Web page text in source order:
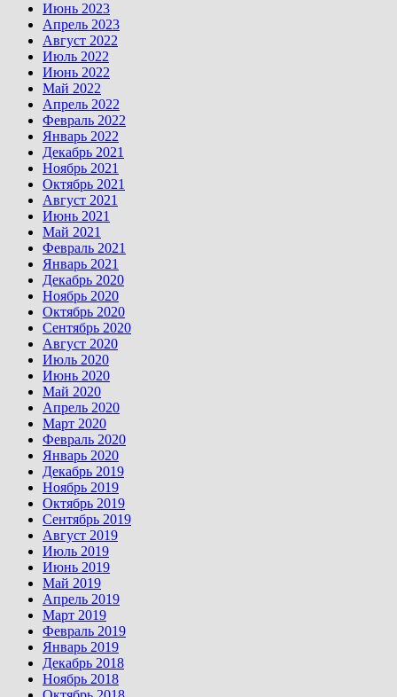
Июнь 2023
Апрель 2023
Август 2022
Июль 2022
Июнь 2022
Май 2022
Апрель 2022
Февраль 2022
Январь 2022
Декабрь 2021
Ноябрь 2021
Октябрь 2021
Август 2021
Июнь 2021
Май 2021
Февраль 2021
Январь 2021
Декабрь 2020
Ноябрь 2020
Октябрь 2020
Сентябрь 2020
Август 2020
Июль 2020
Июнь 2020
Май 2020
Апрель 2020
Март 2020
Февраль 2020
Январь 2020
Декабрь 2019
Ноябрь 2019
Октябрь 2019
Сентябрь 2019
Август 2019
Июль 2019
Июнь 2019
Май 2019
Апрель 2019
Март 2019
Февраль 2019
Январь 2019
Декабрь 2018
Ноябрь 2018